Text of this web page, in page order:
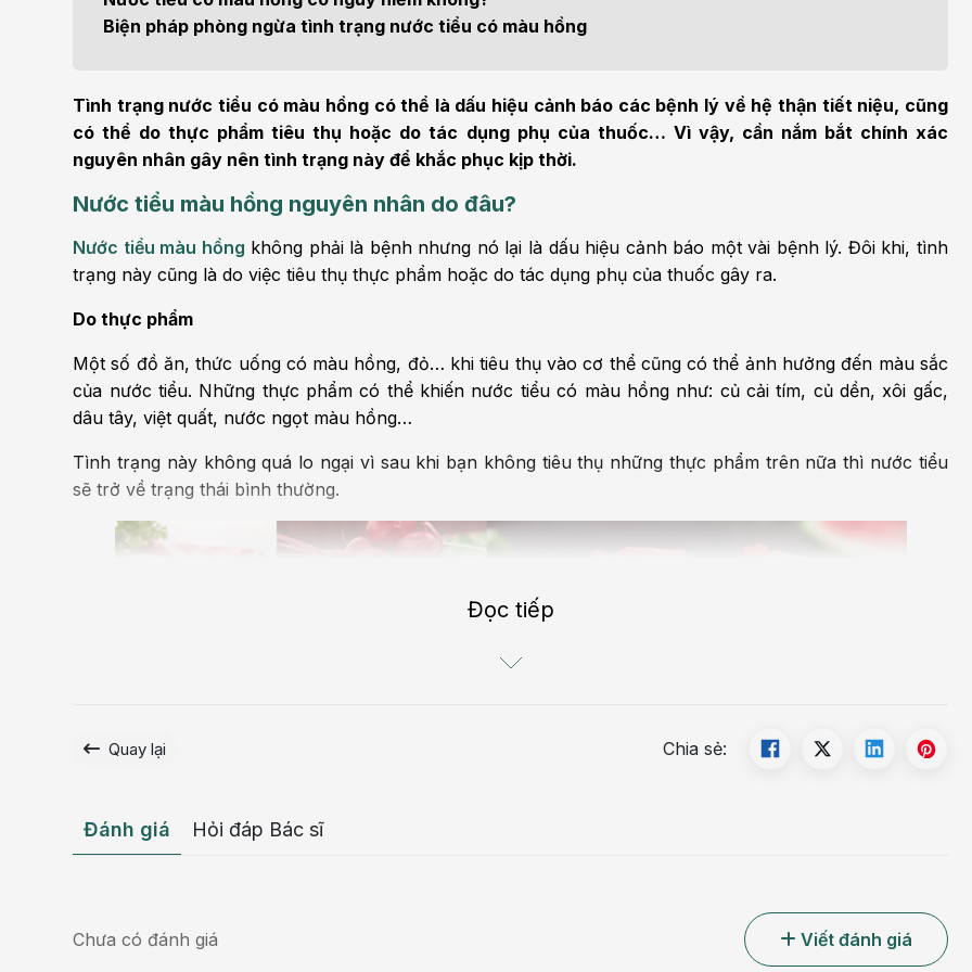
Bệnh học Ung bướu
Thẩm mỹ
Tiêu hóa - Gan - Mật
Nội Tiết
Cấp cứu - Hồi sức tích
cực
Thận - Tiết niệu
Vật lý trị liệu - Phục hồi
Chấn thương chỉnh hình
Ngoại khoa
Biện pháp phòng ngừa tình trạng nước tiểu có màu hồng
Tình trạng nước tiểu có màu hồng có thể là dấu hiệu cảnh báo các bệnh lý về hệ thận tiết niệu, cũng
có thể do thực phẩm tiêu thụ hoặc do tác dụng phụ của thuốc… Vì vậy, cần nắm bắt chính xác
nguyên nhân gây nên tình trạng này để khắc phục kịp thời.
Nước tiểu màu hồng nguyên nhân do đâu?
Nước tiểu màu hồng không phải là bệnh nhưng nó lại là dấu hiệu cảnh báo một vài bệnh lý. Đôi khi, tình
trạng này cũng là do việc tiêu thụ thực phẩm hoặc do tác dụng phụ của thuốc gây ra.
Do thực phẩm
Một số đồ ăn, thức uống có màu hồng, đỏ… khi tiêu thụ vào cơ thể cũng có thể ảnh hưởng đến màu sắc
của nước tiểu. Những thực phẩm có thể khiến nước tiểu có màu hồng như: củ cải tím, củ dền, xôi gấc,
dâu tây, việt quất, nước ngọt màu hồng…
Tình trạng này không quá lo ngại vì sau khi bạn không tiêu thụ những thực phẩm trên nữa thì nước tiểu
sẽ trở về trạng thái bình thường.
Đọc tiếp
Quay lại Chia sẻ:
Đánh giá Hỏi đáp Bác sĩ
Chưa có đánh giá Viết đánh giá